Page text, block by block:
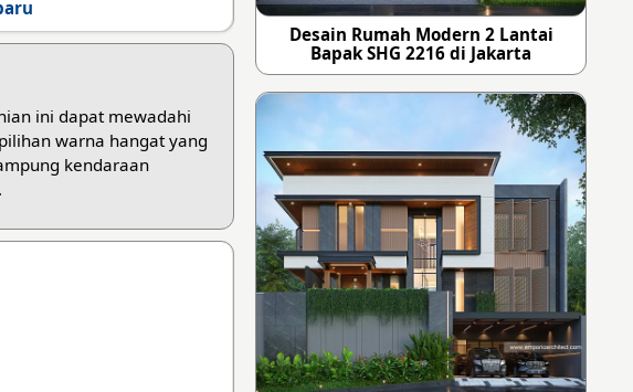
ini dapat mewadahi
warna hangat yang
kendaraan
Desain Rumah Modern 2 Lantai
Bapak SHG 2216 di Jakarta